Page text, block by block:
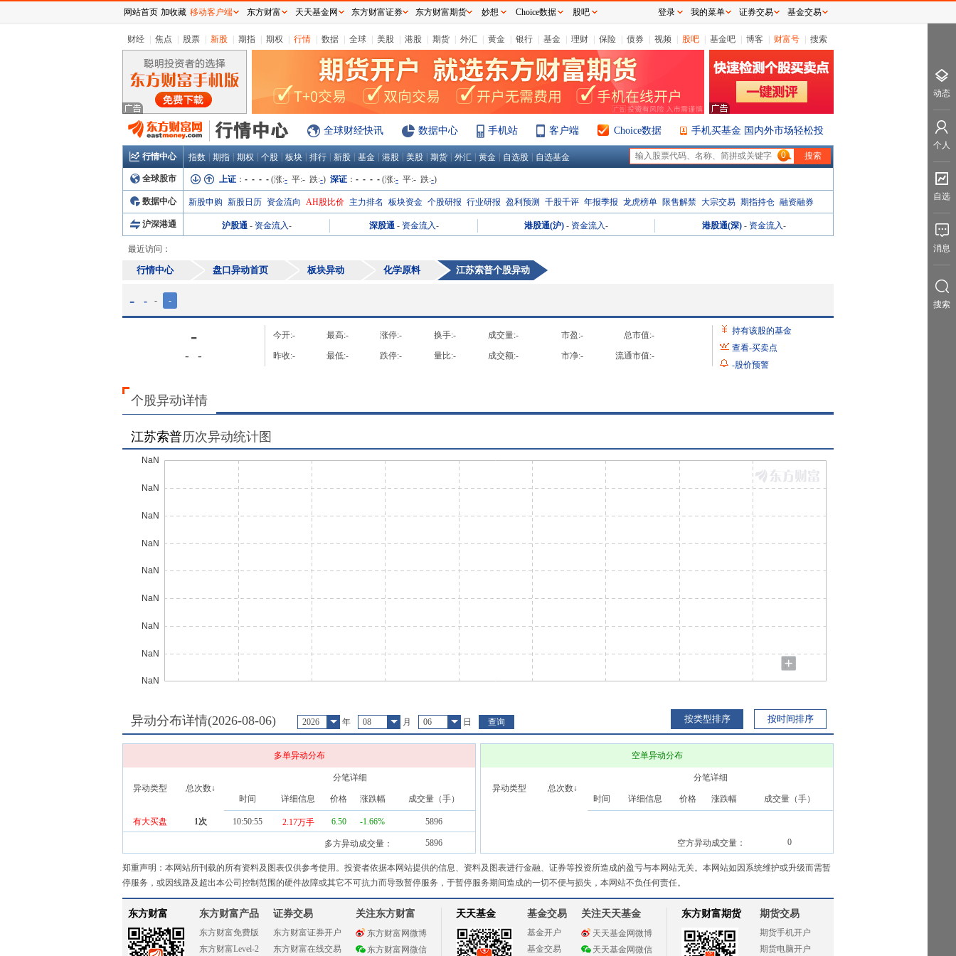
财经 焦点 股票 新股 期指 期权 行情 数据 全球 美股 港股 期货 外汇 黄金 银行 基金 理财 保险 债券 视频 股吧 基金吧 博客 财富号 搜索
全球财经快讯 数据中心 手机站 客户端 Choice数据 手机买基金 国内外市场轻松投
行情中心 指数 期指 期权 个股 板块 排行 新股 基金 港股 美股 期货 外汇 黄金 自选股 自选基金 0
全球股市 上证 ： - - - - (涨:- 平:- 跌:-) 深证 ： - - - - (涨:- 平:- 跌:-)
数据中心 新股申购 新股日历 资金流向 AH股比价 主力排名 板块资金 个股研报 行业研报 盈利预测 千股千评 年报季报 龙虎榜单 限售解禁 大宗交易 期指持仓 融资融券
沪深港通 沪股通 - 资金流入- 深股通 - 资金流入- 港股通(沪) - 资金流入- 港股通(深) - 资金流入-
最近访问：
行情中心 盘口异动首页 板块异动 化学原料 江苏索普个股异动
- - - -
-
- -
今开:- 最高:- 涨停:- 换手:- 成交量:- 市盈:- 总市值:-
昨收:- 最低:- 跌停:- 量比:- 成交额:- 市净:- 流通市值:-
持有该股的基金
查看-买卖点
-股价预警
个股异动详情
江苏索普历次异动统计图
异动分布详情(2026-08-06) 2026 年 08 月 06 日 查询 按类型排序 按时间排序
多单异动分布
异动类型 总次数↓
分笔详细
时间 详细信息 价格 涨跌幅 成交量（手）
有大买盘 1次 10:50:55 2.17万手 6.50 -1.66% 5896
多方异动成交量： 5896
空单异动分布
异动类型 总次数↓
分笔详细
时间 详细信息 价格 涨跌幅 成交量（手）
空方异动成交量： 0
郑重声明：本网站所刊载的所有资料及图表仅供参考使用。投资者依据本网站提供的信息、资料及图表进行金融、证券等投资所造成的盈亏与本网站无关。本网站如因系统维护或升级而需暂
停服务，或因线路及超出本公司控制范围的硬件故障或其它不可抗力而导致暂停服务，于暂停服务期间造成的一切不便与损失，本网站不负任何责任。
东方财富 东方财富产品
东方财富免费版
东方财富Level-2
证券交易
东方财富证券开户
东方财富在线交易
关注东方财富
东方财富网微博
东方财富网微信
天天基金 基金交易
基金开户
基金交易
关注天天基金
天天基金网微博
天天基金网微信
东方财富期货 期货交易
期货手机开户
期货电脑开户
网站首页 加收藏 移动客户端 东方财富 天天基金网 东方财富证券 东方财富期货 妙想 Choice数据 股吧 登录 我的菜单 证券交易 基金交易
动态
个人
自选
消息
搜索